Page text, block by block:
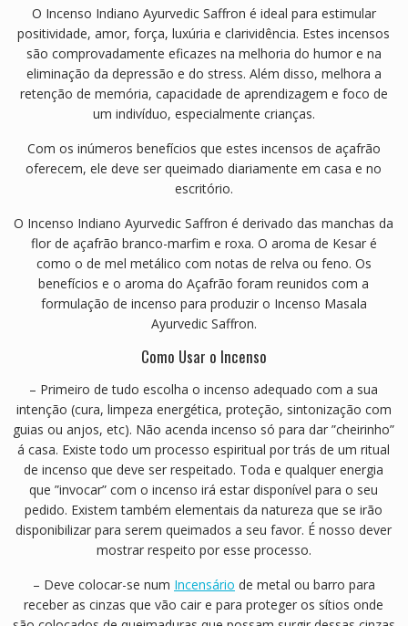
r
O Incenso Indiano Ayurvedic Saffron é ideal para estimular
positividade, amor, força, luxúria e clarividência. Estes incensos
são comprovadamente eficazes na melhoria do humor e na
eliminação da depressão e do stress. Além disso, melhora a
retenção de memória, capacidade de aprendizagem e foco de
um indivíduo, especialmente crianças.
Com os inúmeros benefícios que estes incensos de açafrão
oferecem, ele deve ser queimado diariamente em casa e no
escritório.
O Incenso Indiano Ayurvedic Saffron é derivado das manchas da
flor de açafrão branco-marfim e roxa. O aroma de Kesar é
como o de mel metálico com notas de relva ou feno. Os
benefícios e o aroma do Açafrão foram reunidos com a
formulação de incenso para produzir o Incenso Masala
Ayurvedic Saffron.
Como Usar o Incenso
– Primeiro de tudo escolha o incenso adequado com a sua
intenção (cura, limpeza energética, proteção, sintonização com
guias ou anjos, etc). Não acenda incenso só para dar ”cheirinho”
á casa. Existe todo um processo espiritual por trás de um ritual
de incenso que deve ser respeitado. Toda e qualquer energia
que ”invocar” com o incenso irá estar disponível para o seu
pedido. Existem também elementais da natureza que se irão
disponibilizar para serem queimados a seu favor. É nosso dever
mostrar respeito por esse processo.
– Deve colocar-se num Incensário de metal ou barro para
receber as cinzas que vão cair e para proteger os sítios onde